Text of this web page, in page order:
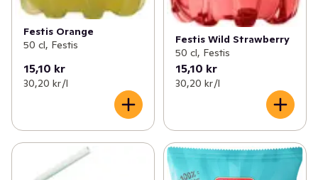
Festis Orange
50 cl, Festis
15,10 kr
30,20 kr /l
Festis Wild Strawberry
50 cl, Festis
15,10 kr
30,20 kr /l